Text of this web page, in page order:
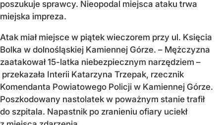
poszukuje sprawcy. Nieopodal miejsca ataku trwa
miejska impreza.
Atak miał miejsce w piątek wieczorem przy ul. Księcia
Bolka w dolnośląskiej Kamiennej Górze. – Mężczyzna
zaatakował 15-latka niebezpiecznym narzędziem –
przekazała Interii Katarzyna Trzepak, rzecznik
Komendanta Powiatowego Policji w Kamiennej Górze.
Poszkodowany nastolatek w poważnym stanie trafił
do szpitala. Napastnik po zranieniu ofiary uciekł